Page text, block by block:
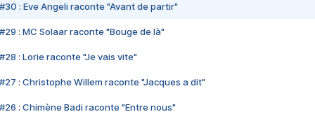
#30 : Eve Angeli raconte "Avant de partir"
#29 : MC Solaar raconte "Bouge de là"
#28 : Lorie raconte "Je vais vite"
#27 : Christophe Willem raconte "Jacques a dit"
#26 : Chimène Badi raconte "Entre nous"